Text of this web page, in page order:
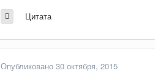
Цитата
Опубликовано 30 октября, 2015